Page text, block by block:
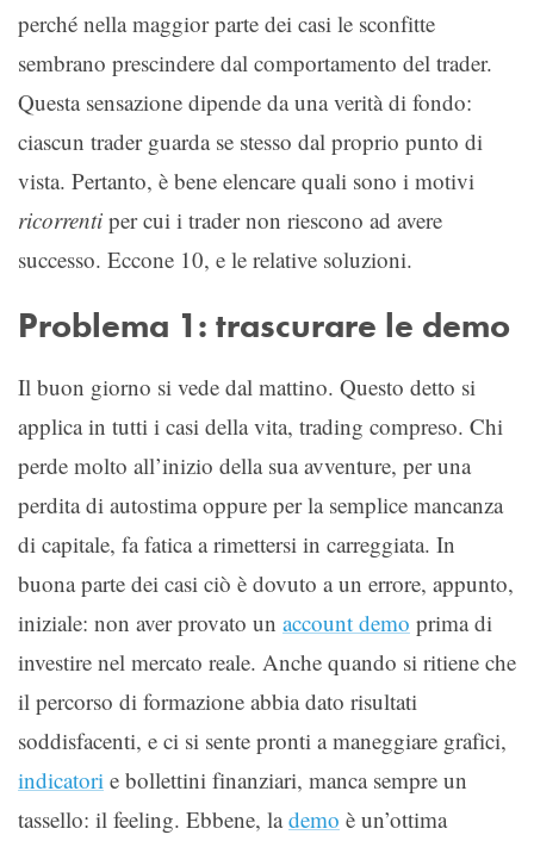
perché nella maggior parte dei casi le sconfitte
sembrano prescindere dal comportamento del trader.
Questa sensazione dipende da una verità di fondo:
ciascun trader guarda se stesso dal proprio punto di
vista. Pertanto, è bene elencare quali sono i motivi
ricorrenti per cui i trader non riescono ad avere
successo. Eccone 10, e le relative soluzioni.
Problema 1: trascurare le demo
Il buon giorno si vede dal mattino. Questo detto si
applica in tutti i casi della vita, trading compreso. Chi
perde molto all’inizio della sua avventure, per una
perdita di autostima oppure per la semplice mancanza
di capitale, fa fatica a rimettersi in carreggiata. In
buona parte dei casi ciò è dovuto a un errore, appunto,
iniziale: non aver provato un account demo prima di
investire nel mercato reale. Anche quando si ritiene che
il percorso di formazione abbia dato risultati
soddisfacenti, e ci si sente pronti a maneggiare grafici,
indicatori e bollettini finanziari, manca sempre un
tassello: il feeling. Ebbene, lademo è un’ottima